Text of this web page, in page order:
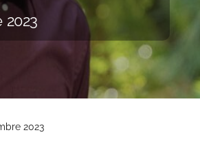
UN POSTO AL SOLE
2023
2023